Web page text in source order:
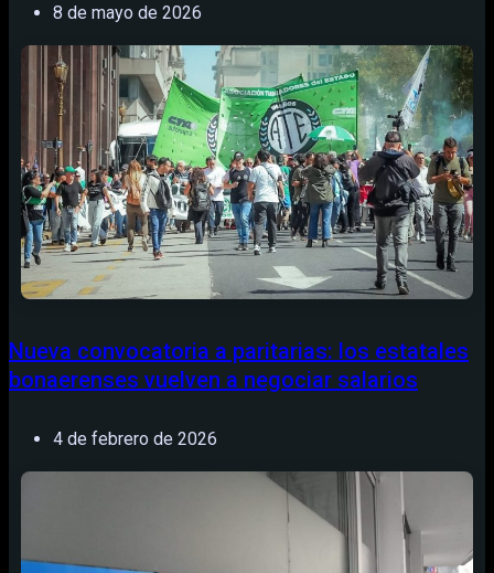
8 de mayo de 2026
Nueva convocatoria a paritarias: los estatales
bonaerenses vuelven a negociar salarios
4 de febrero de 2026